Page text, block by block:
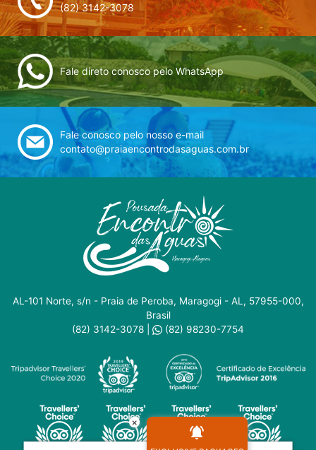
(82) 3142-3078
Fale direto conosco pelo WhatsApp
Fale conosco pelo nosso e-mail
contato@praiaencontrodasaguas.com.br
AL-101 Norte, s/n - Praia de Peroba, Maragogi - AL, 57955-000,
Brasil
(82) 3142-3078
(82) 98230-7754
×